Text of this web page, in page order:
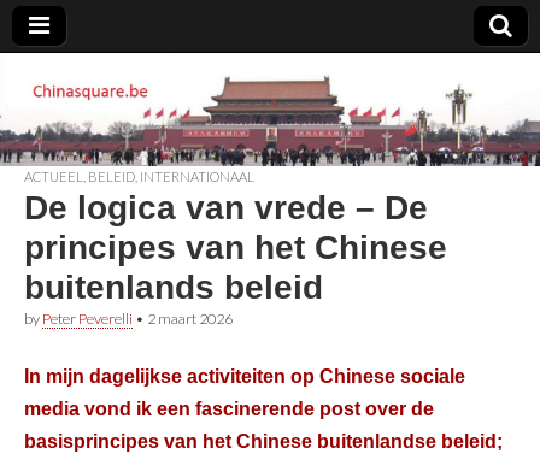
Chinasquare.be
ACTUEEL BELEID INTERNATIONAAL
De logica van vrede – De
principes van het Chinese
buitenlands beleid
by Peter Peverelli • 2 maart 2026
In mijn dagelijkse activiteiten op Chinese sociale
media vond ik een fascinerende post over de
basisprincipes van het Chinese buitenlandse beleid;